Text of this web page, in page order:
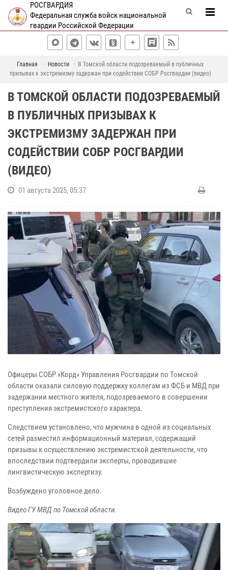
РОСГВАРДИЯ
Федеральная служба войск национальной
гвардии Российской Федерации
Главная Новости
В Томской области подозреваемый в публичных
призывах к экстремизму задержан при содействии СОБР Росгвардии (видео)
В ТОМСКОЙ ОБЛАСТИ ПОДОЗРЕВАЕМЫЙ
В ПУБЛИЧНЫХ ПРИЗЫВАХ К
ЭКСТРЕМИЗМУ ЗАДЕРЖАН ПРИ
СОДЕЙСТВИИ СОБР РОСГВАРДИИ
(ВИДЕО)
01 августа 2025, 05:37
Офицеры СОБР «Корд» Управления Росгвардии по Томской
области оказали силовую поддержку коллегам из ФСБ и МВД при
задержании местного жителя, подозреваемого в совершении
преступления экстремистского характера.
Следствием установлено, что мужчина в одной из социальных
сетей разместил информационный материал, содержащий
призывы к осуществлению экстремистской деятельности, что
впоследствии подтвердили эксперты, проводившие
лингвистическую экспертизу.
Возбуждено уголовное дело.
Видео ГУ МВД по Томской области.